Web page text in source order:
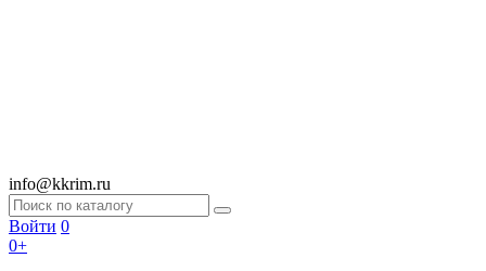
info@kkrim.ru
Войти 0
0+